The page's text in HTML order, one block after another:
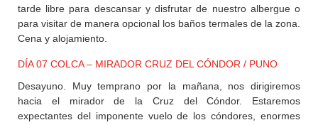
tarde libre para descansar y disfrutar de nuestro albergue o
para visitar de manera opcional los baños termales de la zona.
Cena y alojamiento.
DÍA 07 COLCA – MIRADOR CRUZ DEL CÓNDOR / PUNO
Desayuno. Muy temprano por la mañana, nos dirigiremos
hacia el mirador de la Cruz del Cóndor. Estaremos
expectantes del imponente vuelo de los cóndores, enormes